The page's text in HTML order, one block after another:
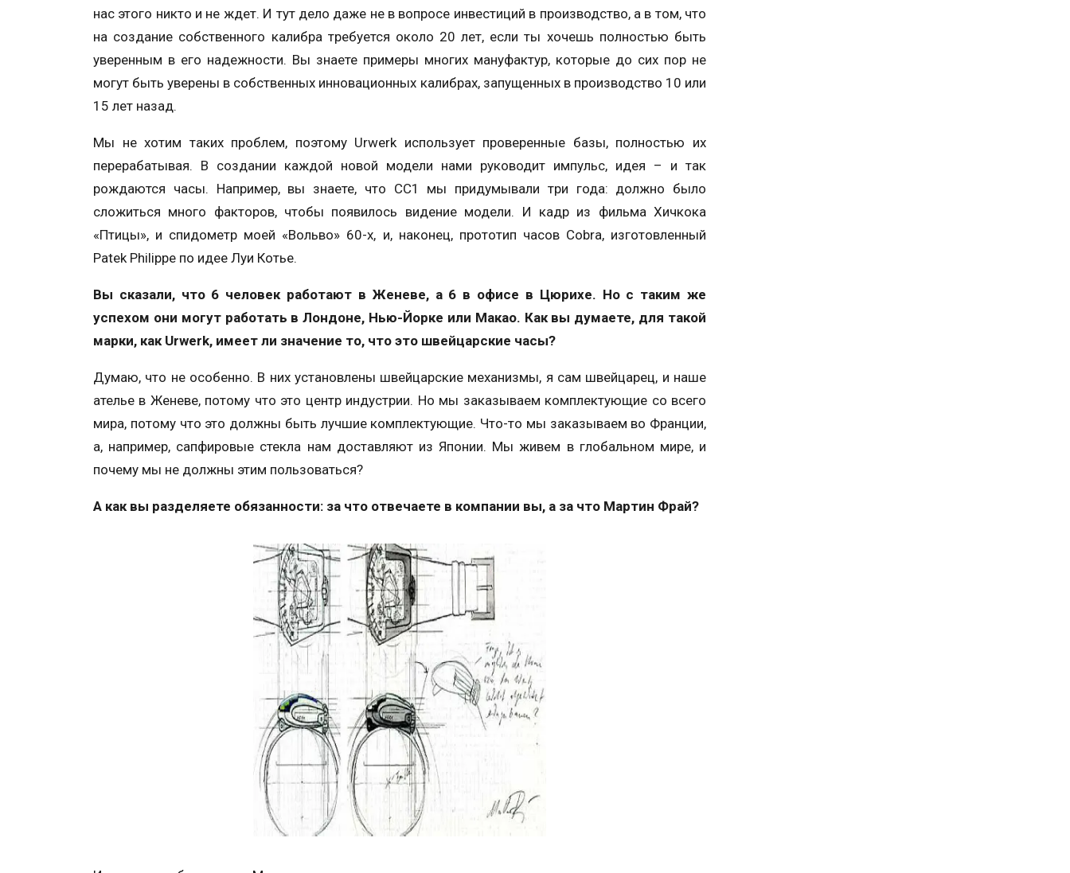
нас этого никто и не ждет. И тут дело даже не в вопросе инвестиций в производство, а в том, что
на создание собственного калибра требуется около 20 лет, если ты хочешь полностью быть
уверенным в его надежности. Вы знаете примеры многих мануфактур, которые до сих пор не
могут быть уверены в собственных инновационных калибрах, запущенных в производство 10 или
15 лет назад.
Мы не хотим таких проблем, поэтому Urwerk использует проверенные базы, полностью их
перерабатывая. В создании каждой новой модели нами руководит импульс, идея – и так
рождаются часы. Например, вы знаете, что СС1 мы придумывали три года: должно было
сложиться много факторов, чтобы появилось видение модели. И кадр из фильма Хичкока
«Птицы», и спидометр моей «Вольво» 60-х, и, наконец, прототип часов Cobra, изготовленный
Patek Philippe по идее Луи Котье.
Вы сказали, что 6 человек работают в Женеве, а 6 в офисе в Цюрихе. Но с таким же
успехом они могут работать в Лондоне, Нью-Йорке или Макао. Как вы думаете, для такой
марки, как Urwerk, имеет ли значение то, что это швейцарские часы?
Думаю, что не особенно. В них установлены швейцарские механизмы, я сам швейцарец, и наше
ателье в Женеве, потому что это центр индустрии. Но мы заказываем комплектующие со всего
мира, потому что это должны быть лучшие комплектующие. Что-то мы заказываем во Франции,
а, например, сапфировые стекла нам доставляют из Японии. Мы живем в глобальном мире, и
почему мы не должны этим пользоваться?
А как вы разделяете обязанности: за что отвечаете в компании вы, а за что Мартин Фрай?